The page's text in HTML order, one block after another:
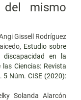
mismo
Gissell Rodríguez
Estudio sobre
discapacidad en la
las Ciencias: Revista
5 Núm. CISE (2020):
Solanda Alarcón